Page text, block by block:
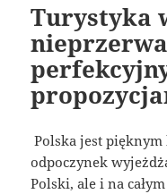
Turystyka
Polska jest
odpoczynek
Polski, ale i na